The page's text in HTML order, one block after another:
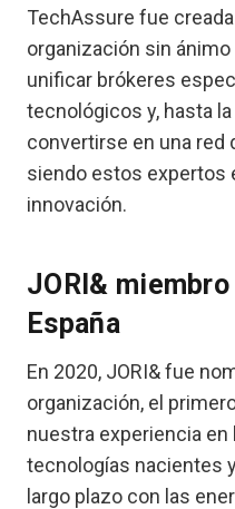
TechAssure fue
organización sin
unificar brókeres
tecnológicos y, hasta
convertirse en una red
siendo estos expertos
innovación.
JORI&
España
En 2020, JORI& fue
organización, el
nuestra experiencia
tecnologías nacientes
largo plazo con las